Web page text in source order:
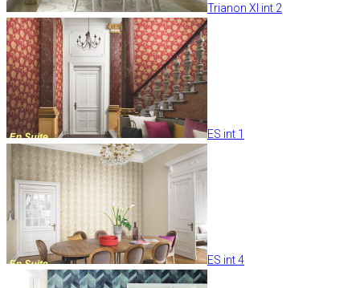
Trianon XI int 2
ES int 1
ES int 4